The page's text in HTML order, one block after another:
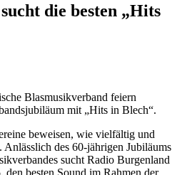
die besten „Hits
Blasmusikverband feiern
mit „Hits in Blech“.
beweisen, wie vielfältig und
des 60-jährigen Jubiläums
sucht Radio Burgenland
besten Sound im Rahmen der